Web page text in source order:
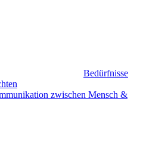
Bedürfnisse
zwischen Mensch &